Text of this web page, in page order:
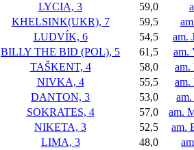
LYCIA, 3 59,0
KHELSINK(UKR), 7 59,5
LUDVÍK, 6 54,5
am.
BILLY THE BID (POL), 5 61,5
am.
TAŠKENT, 4 58,0
am.
NIVKA, 4 55,5
am.
DANTON, 3 53,0
SOKRATES, 4 57,0
am.
NIKETA, 3 52,5
am.
LIMA, 3 48,0